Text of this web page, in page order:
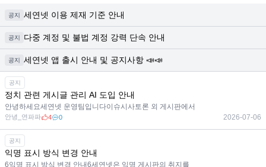
공지 세연넷 이용 제재 기준 안내
공지 다중 계정 및 불법 계정 강력 단속 안내
공지 세연넷 앱 출시 안내 및 공지사항 📣📣
공지
정치 관련 게시글 관리 AI 도입 안내
안녕하세요세연넷 운영팀입니다이슈시사토론 외 게시판에서
안녕_연파파 4 0 2026-07-06
공지
익명 표시 방식 변경 안내
6익명 표시 방식 변경 안내6세연넷은 익명 게시판의 취지를